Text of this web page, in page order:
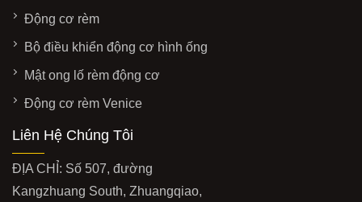
Động cơ rèm
Bộ điều khiển động cơ hình ống
Mật ong lố rèm động cơ
Động cơ rèm Venice
Liên Hệ Chúng Tôi
ĐỊA CHỈ: Số 507, đường
Kangzhuang South, Zhuangqiao,